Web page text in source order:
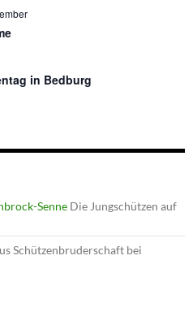
in Bedburg
Senne Die Jungschützen auf
Schützenbruderschaft bei